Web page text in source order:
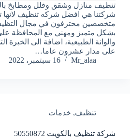
تنظيف منازل وشقق وفلل ومطابخ
شركتنا هي افضل شركه تنظيف لانها
متخصصين محترفون في مجال
بشكل متميز ومهني مع المحافظة
والوانة الطبيعية، اضافة الى الخبرة
على مدار عشرون عاما…
Mr_alaa
16 سبتمبر، 2022
تنظيف, خدمات
شركة تنظيف بالكويت 50550872